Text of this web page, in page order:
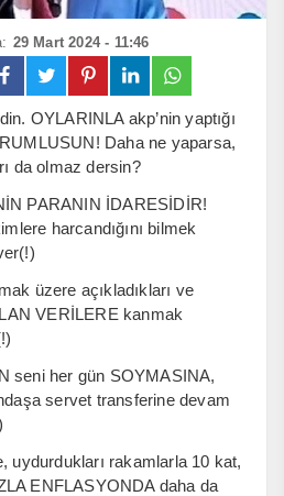
29 Mart 2024 - 11:46
OYLARINLA akp’nin yaptığı
Daha ne yaparsa,
da olmaz dersin?
PARANIN İDARESİDİR!
harcandığını bilmek
üzere açıkladıkları ve
VERİLERE kanmak
seni her gün SOYMASINA,
servet transferine devam
uydurdukları rakamlarla 10 kat,
ENFLASYONDA daha da